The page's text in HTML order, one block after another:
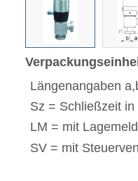
Längenangaben
Sz = Schließzeit in
LM = mit
SV = mit